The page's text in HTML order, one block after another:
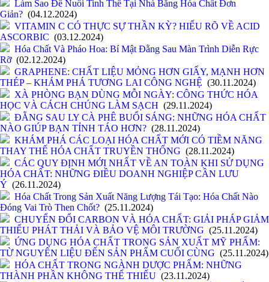
Làm Sao Để Nuôi Tinh Thể Tại Nhà Bằng Hóa Chất Đơn
Giản? (04.12.2024)
VITAMIN C CÓ THỰC SỰ THẦN KỲ? HIỂU RÕ VỀ ACID
ASCORBIC (03.12.2024)
Hóa Chất Và Pháo Hoa: Bí Mật Đằng Sau Màn Trình Diễn Rực
Rỡ(02.12.2024)
GRAPHENE: CHẤT LIỆU MỎNG HƠN GIẤY, MẠNH HƠN
THÉP – KHÁM PHÁ TƯƠNG LAI CÔNG NGHỆ (30.11.2024)
XÀ PHÒNG BẠN DÙNG MỖI NGÀY: CÔNG THỨC HÓA
HỌC VÀ CÁCH CHÚNG LÀM SẠCH (29.11.2024)
ĐẰNG SAU LY CÀ PHÊ BUỔI SÁNG: NHỮNG HÓA CHẤT
NÀO GIÚP BẠN TỈNH TÁO HƠN? (28.11.2024)
KHÁM PHÁ CÁC LOẠI HÓA CHẤT MỚI CÓ TIỀM NĂNG
THAY THẾ HÓA CHẤT TRUYỀN THỐNG (28.11.2024)
CÁC QUY ĐỊNH MỚI NHẤT VỀ AN TOÀN KHI SỬ DỤNG
HÓA CHẤT: NHỮNG ĐIỀU DOANH NGHIỆP CẦN LƯU
Ý (26.11.2024)
Hóa Chất Trong Sản Xuất Năng Lượng Tái Tạo: Hóa Chất Nào
Đóng Vai Trò Then Chốt? (25.11.2024)
CHUYỂN ĐỔI CARBON VÀ HÓA CHẤT: GIẢI PHÁP GIẢM
THIỂU PHÁT THẢI VÀ BẢO VỆ MÔI TRƯỜNG (25.11.2024)
ỨNG DỤNG HÓA CHẤT TRONG SẢN XUẤT MỸ PHẨM:
TỪ NGUYÊN LIỆU ĐẾN SẢN PHẨM CUỐI CÙNG (25.11.2024)
HÓA CHẤT TRONG NGÀNH DƯỢC PHẨM: NHỮNG
THÀNH PHẦN KHÔNG THỂ THIẾU (23.11.2024)